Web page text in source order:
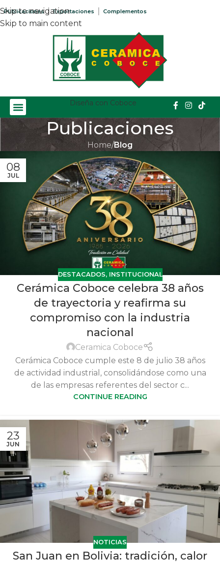
Skip to navigation
Skip to main content
Publicaciones Exportaciones Complementos
Diseña con Coboce
Publicaciones
Home/Blog
08
JUL
DESTACADOS, INSTITUCIONAL
Cerámica Coboce celebra 38 años
de trayectoria y reafirma su
compromiso con la industria
nacional
Ceramica Coboce
Cerámica Coboce cumple este 8 de julio 38 años
de actividad industrial, consolidándose como una
de las empresas referentes del sector c...
CONTINUE READING
23
JUN
NOTICIAS
San Juan en Bolivia: tradición, calor